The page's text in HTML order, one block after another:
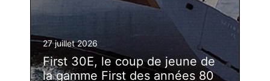
27 juillet 2026
First 30E, le coup de jeune de
la gamme First des années 80